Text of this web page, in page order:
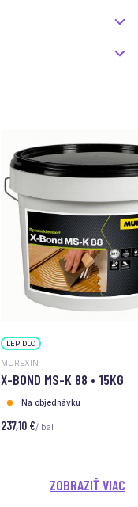
LEPIDLO
MUREXIN
X-BOND MS-K 88 • 15KG
Na objednávku
237,10 €/ bal
ZOBRAZIŤ VIAC